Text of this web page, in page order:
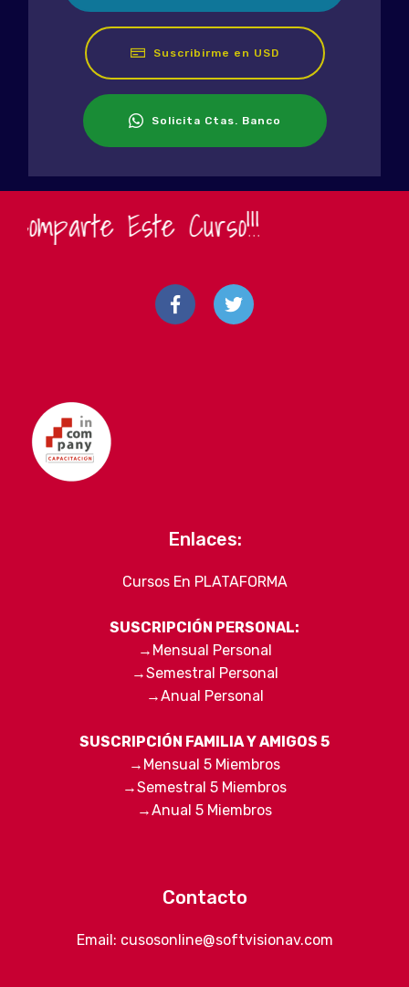
Suscribirme en USD
Solicita Ctas. Banco
Este Curso!!!
Enlaces:
Cursos En PLATAFORMA
SUSCRIPCIÓN PERSONAL:
→ Mensual Personal
→Semestral Personal
→Anual Personal
SUSCRIPCIÓN FAMILIA Y AMIGOS 5
→ Mensual 5 Miembros
→Semestral 5 Miembros
→Anual 5 Miembros
Contacto
Email: cusosonline@softvisionav.com